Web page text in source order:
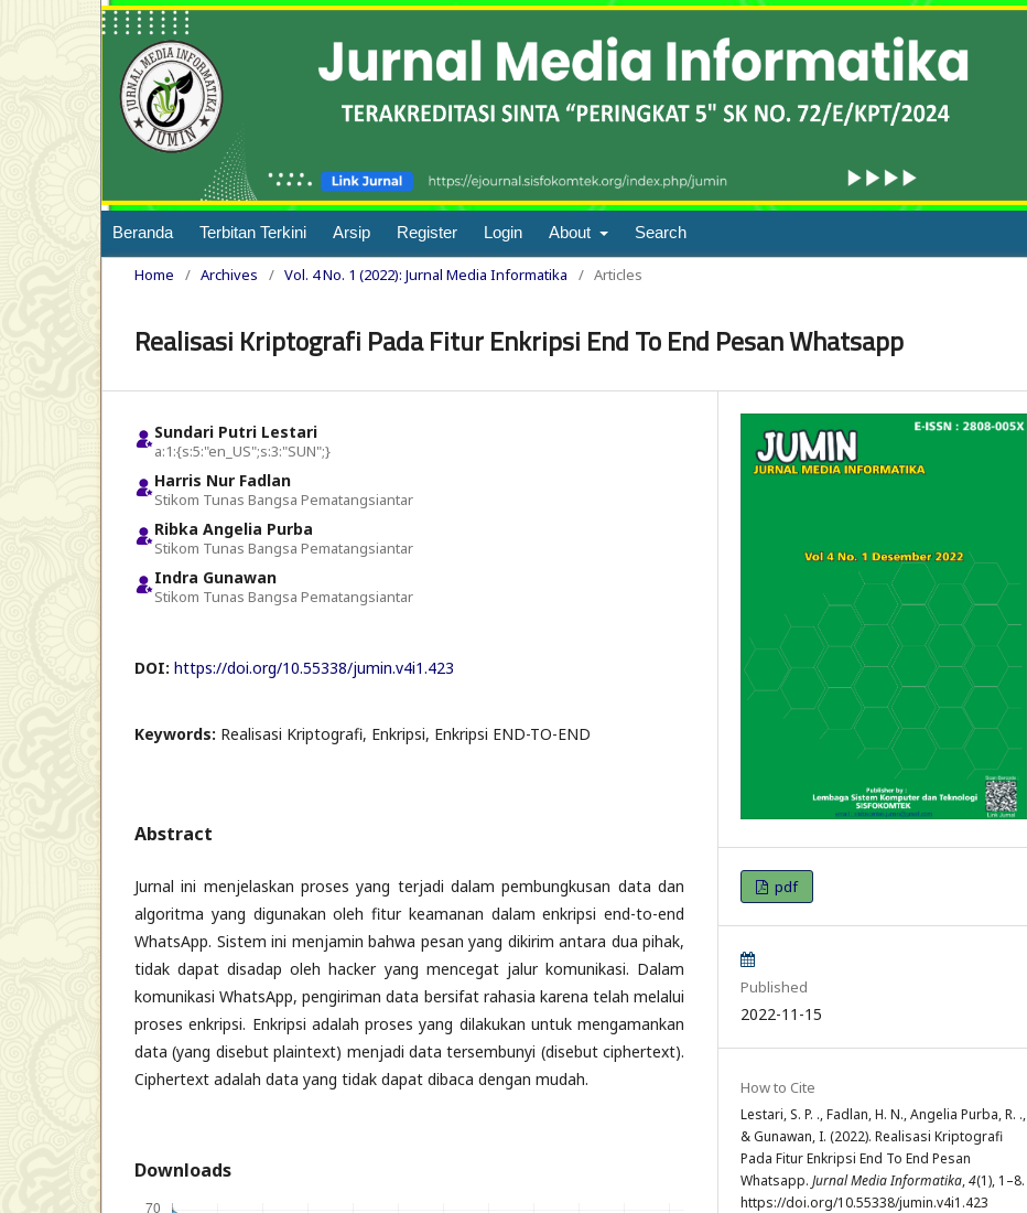
Beranda Terbitan Terkini Arsip Register Login About Search
Home / Archives / Vol. 4 No. 1 (2022): Jurnal Media Informatika / Articles
Realisasi Kriptografi Pada Fitur Enkripsi End To End Pesan Whatsapp
Sundari Putri Lestari
a:1:{s:5:"en_US";s:3:"SUN";}
Harris Nur Fadlan
Stikom Tunas Bangsa Pematangsiantar
Ribka Angelia Purba
Stikom Tunas Bangsa Pematangsiantar
Indra Gunawan
Stikom Tunas Bangsa Pematangsiantar
DOI: https://doi.org/10.55338/jumin.v4i1.423
Keywords: Realisasi Kriptografi, Enkripsi, Enkripsi END-TO-END
Abstract
Jurnal ini menjelaskan proses yang terjadi dalam pembungkusan data dan
algoritma yang digunakan oleh fitur keamanan dalam enkripsi end-to-end
WhatsApp. Sistem ini menjamin bahwa pesan yang dikirim antara dua pihak,
tidak dapat disadap oleh hacker yang mencegat jalur komunikasi. Dalam
komunikasi WhatsApp, pengiriman data bersifat rahasia karena telah melalui
proses enkripsi. Enkripsi adalah proses yang dilakukan untuk mengamankan
data (yang disebut plaintext) menjadi data tersembunyi (disebut ciphertext).
Ciphertext adalah data yang tidak dapat dibaca dengan mudah.
Downloads
pdf
Published
2022-11-15
How to Cite
Lestari, S. P. ., Fadlan, H. N., Angelia Purba, R. .,
& Gunawan, I. (2022). Realisasi Kriptografi
Pada Fitur Enkripsi End To End Pesan
Whatsapp. Jurnal Media Informatika,4(1), 1–8.
https://doi.org/10.55338/jumin.v4i1.423